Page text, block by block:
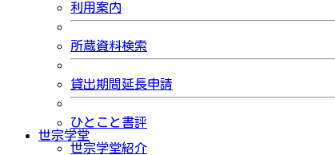
利用案内
所蔵資料検索
貸出期間延長申請
ひとこと書評
世宗学堂
世宗学堂紹介